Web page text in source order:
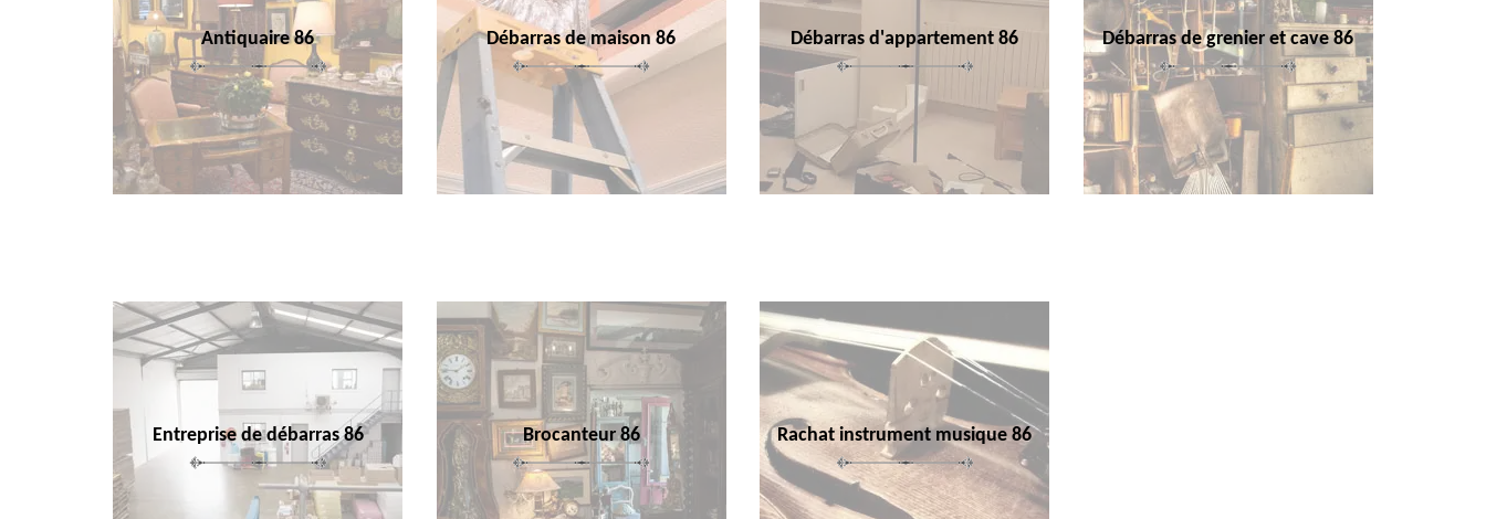
Antiquaire 86 Débarras de maison 86 Débarras d'appartement 86 Débarras de grenier et cave 86
Entreprise de débarras 86 Brocanteur 86 Rachat instrument musique 86